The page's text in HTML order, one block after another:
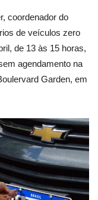
coordenador do
de veículos zero
de 13 às 15 horas,
agendamento na
Garden, em